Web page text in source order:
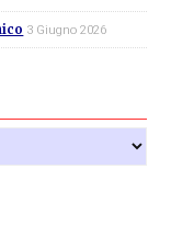
3 Giugno 2026